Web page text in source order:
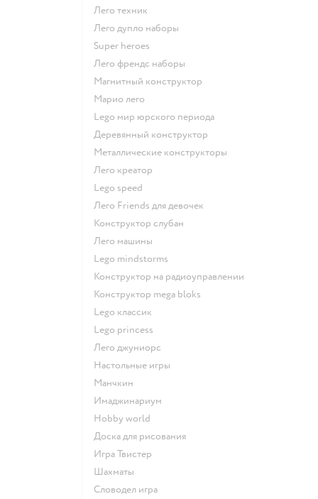
Лего техник
Лего дупло наборы
Super heroes
Лего френдс наборы
Магнитный конструктор
Марио лего
Lego мир юрского периода
Деревянный конструктор
Металлические конструкторы
Лего креатор
Lego speed
Лего Friends для девочек
Конструктор слубан
Лего машины
Lego mindstorms
Конструктор на радиоуправлении
Конструктор mega bloks
Lego классик
Lego princess
Лего джуниорс
Настольные игры
Манчкин
Имаджинариум
Hobby world
Доска для рисования
Игра Твистер
Шахматы
Словодел игра